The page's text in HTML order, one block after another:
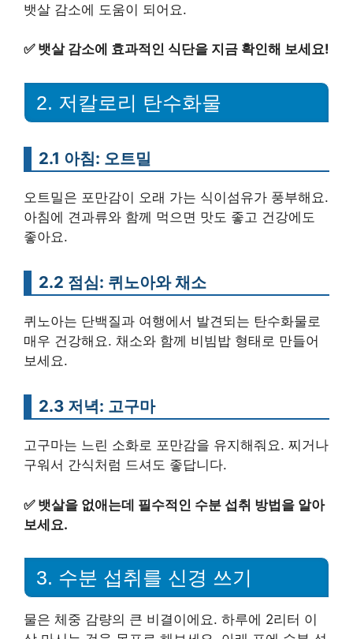
뱃살 감소에 도움이 되어요.
✅ 뱃살 감소에 효과적인 식단을 지금 확인해 보세요!
2. 저칼로리 탄수화물
2.1 아침: 오트밀
오트밀은 포만감이 오래 가는 식이섬유가 풍부해요.
아침에 견과류와 함께 먹으면 맛도 좋고 건강에도
좋아요.
2.2 점심: 퀴노아와 채소
퀴노아는 단백질과 여행에서 발견되는 탄수화물로
매우 건강해요. 채소와 함께 비빔밥 형태로 만들어
보세요.
2.3 저녁: 고구마
고구마는 느린 소화로 포만감을 유지해줘요. 찌거나
구워서 간식처럼 드셔도 좋답니다.
✅ 뱃살을 없애는데 필수적인 수분 섭취 방법을 알아
보세요.
3. 수분 섭취를 신경 쓰기
물은 체중 감량의 큰 비결이에요. 하루에 2리터 이